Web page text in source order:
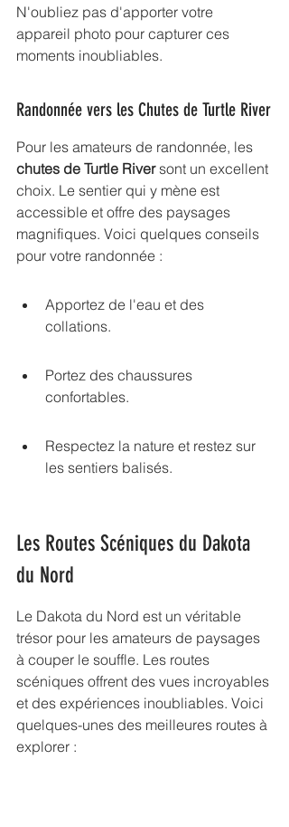
N'oubliez pas d'apporter votre
appareil photo pour capturer ces
moments inoubliables.
Randonnée vers les Chutes de Turtle River
Pour les amateurs de randonnée, les
chutes de Turtle River sont un excellent
choix. Le sentier qui y mène est
accessible et offre des paysages
magnifiques. Voici quelques conseils
pour votre randonnée :
Apportez de l'eau et des
collations.
Portez des chaussures
confortables.
Respectez la nature et restez sur
les sentiers balisés.
Les Routes Scéniques du Dakota
du Nord
Le Dakota du Nord est un véritable
trésor pour les amateurs de paysages
à couper le souffle. Les routes
scéniques offrent des vues incroyables
et des expériences inoubliables. Voici
quelques-unes des meilleures routes à
explorer :